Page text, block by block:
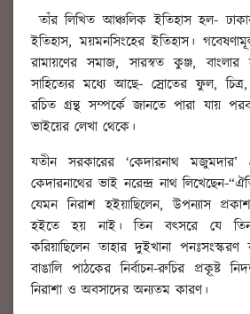
তাঁর লিখিত আঞ্চলিক ইতিহাস হল-
ইতিহাস, ময়মনসিংহের ইতিহাস।
রামায়ণের সমাজ, সারস্বত কুঞ্জ, বাংলার
সাহিত্যের মধ্যে আছে- স্রোতের ফুল,
রচিত গ্রন্থ সম্পর্কে জানতে পারা যায়
ভাইয়ের লেখা থেকে।
যতীন সরকারের ‘কেদারনাথ মজুমদার’
কেদারনাথের ভাই নরেন্দ্র নাথ লিখেছেন-
যেমন নিরাশ হইয়াছিলেন, উপন্যাস
হইতে হয় নাই। তিন বত্সরে যে
করিয়াছিলেন তাহার দুইখানা
বাঙালি পাঠকের নির্বাচন-রুচির প্রকৃ্ষ্ট
নিরাশা ও অবসাদের অন্যতম কারণ।